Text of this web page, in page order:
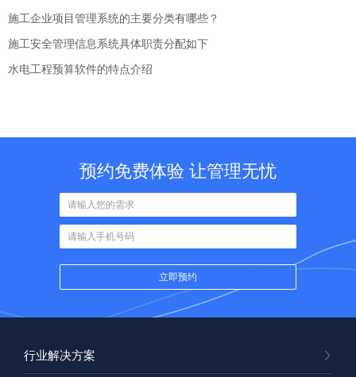
施工企业项目管理系统的主要分类有哪些？
施工安全管理信息系统具体职责分配如下
水电工程预算软件的特点介绍
预约免费体验 让管理无忧
行业解决方案